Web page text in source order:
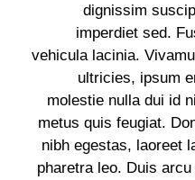
dignissim
imperdiet sed.
vehicula lacinia.
ultricies, ipsum
molestie nulla dui id
metus quis feugiat.
nibh egestas, laoreet
pharetra leo. Duis